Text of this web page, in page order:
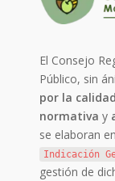
El Consejo
Público, sin
por la calidad
normativa y
se elaboran
Indicación
gestión de